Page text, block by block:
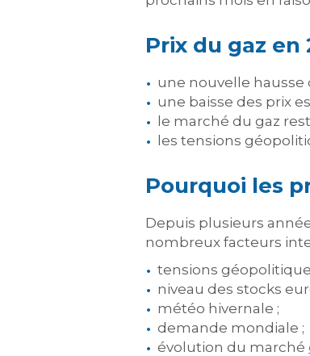
Prix du gaz en
une nouvelle hausse
une baisse des prix
le marché du gaz
les tensions
Pourquoi les
Depuis plusieurs
nombreux facteurs
tensions
niveau des stocks
météo hivernale ;
demande mondiale ;
évolution du marché